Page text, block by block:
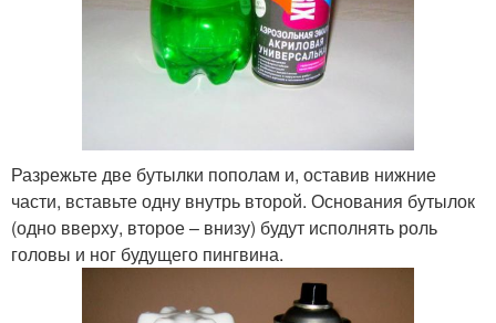
Разрежьте две бутылки пополам и, оставив нижние
части, вставьте одну внутрь второй. Основания бутылок
(одно вверху, второе – внизу) будут исполнять роль
головы и ног будущего пингвина.